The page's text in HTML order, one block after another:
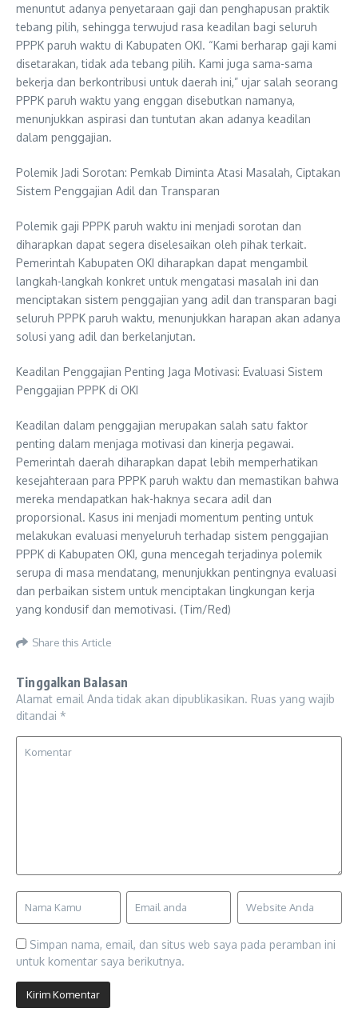
menuntut adanya penyetaraan gaji dan penghapusan praktik
tebang pilih, sehingga terwujud rasa keadilan bagi seluruh
PPPK paruh waktu di Kabupaten OKI. “Kami berharap gaji kami
disetarakan, tidak ada tebang pilih. Kami juga sama-sama
bekerja dan berkontribusi untuk daerah ini,” ujar salah seorang
PPPK paruh waktu yang enggan disebutkan namanya,
menunjukkan aspirasi dan tuntutan akan adanya keadilan
dalam penggajian.
Polemik Jadi Sorotan: Pemkab Diminta Atasi Masalah, Ciptakan
Sistem Penggajian Adil dan Transparan
Polemik gaji PPPK paruh waktu ini menjadi sorotan dan
diharapkan dapat segera diselesaikan oleh pihak terkait.
Pemerintah Kabupaten OKI diharapkan dapat mengambil
langkah-langkah konkret untuk mengatasi masalah ini dan
menciptakan sistem penggajian yang adil dan transparan bagi
seluruh PPPK paruh waktu, menunjukkan harapan akan adanya
solusi yang adil dan berkelanjutan.
Keadilan Penggajian Penting Jaga Motivasi: Evaluasi Sistem
Penggajian PPPK di OKI
Keadilan dalam penggajian merupakan salah satu faktor
penting dalam menjaga motivasi dan kinerja pegawai.
Pemerintah daerah diharapkan dapat lebih memperhatikan
kesejahteraan para PPPK paruh waktu dan memastikan bahwa
mereka mendapatkan hak-haknya secara adil dan
proporsional. Kasus ini menjadi momentum penting untuk
melakukan evaluasi menyeluruh terhadap sistem penggajian
PPPK di Kabupaten OKI, guna mencegah terjadinya polemik
serupa di masa mendatang, menunjukkan pentingnya evaluasi
dan perbaikan sistem untuk menciptakan lingkungan kerja
yang kondusif dan memotivasi. (Tim/Red)
Share this Article
Tinggalkan Balasan
Alamat email Anda tidak akan dipublikasikan. Ruas yang wajib
ditandai *
Simpan nama, email, dan situs web saya pada peramban ini
untuk komentar saya berikutnya.